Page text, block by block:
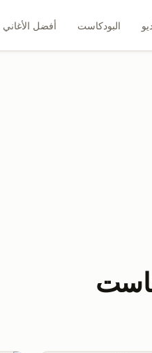
البودكاست أفضل الأغاني